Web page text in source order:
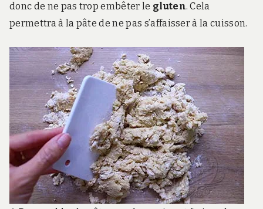
donc de ne pas trop embêter le gluten. Cela
permettra à la pâte de ne pas s’affaisser à la cuisson.